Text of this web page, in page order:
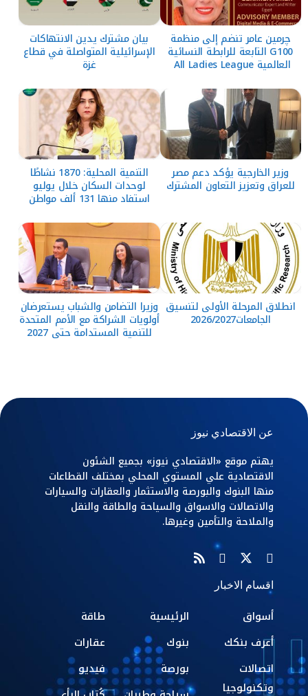
چرمين عامر تنضم إلى منظمة
G100 التابعة للرابطة النسائية
العالمية All Ladies League
بيان مشترك يدين الانتهاكات
الإسرائيلية المتواصلة في قطاع
غزة
وزير الخارجية يؤكد دعم مصر
للعراق وتعزيز التعاون المشترك
التنمية المحلية: 1870 نشاطًا
لوحدات السكان خلال يوليو
استفاد منها 131 ألف مواطن
انطلاق المرحلة الأولى لتنسيق
الجامعات2026/2027
وزيرا التضامن والشباب يستعرضان
أولويات الشراكة مع الأمم المتحدة
للتنمية المستدامة حتى 2027
عن الاقتصادي نيوز
يهتم موقع «الاقتصادي نيوز» بجميع الشئون
الاقتصادية علي المستوي المحلي بمختلف القطاعات
منها البنوك والبورصة والاستثمار والعقارات والسيارات
والاتصالات والاسواق والسياحة والطاقة والنقل
والملاحة والتأمين وغيرها.
اقسام الاخبار
أسواق
أعرف بنكك
اتصالات
وتكنولوجيا
الرئيسية
بنوك
بورصة
طاقة
عقارات
فيديو